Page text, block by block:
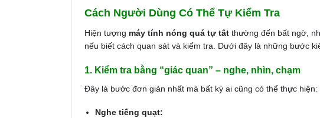
Cách Người Dùng Có Thể Tự Kiểm Tra
Hiện tượng máy tính nóng quá tự tắt thường đến bất ngờ,
nếu biết cách quan sát và kiểm tra. Dưới đây là những bước
1. Kiểm tra bằng “giác quan” – nghe, nhìn, chạm
Đây là bước đơn giản nhất mà bất kỳ ai cũng có thể thực hiện:
Nghe tiếng quạt: